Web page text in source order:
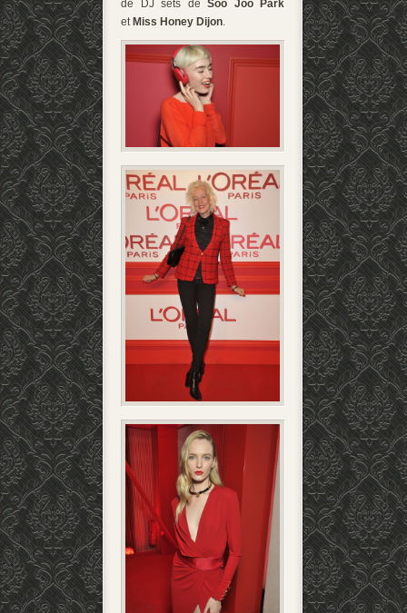
de DJ sets de Soo Joo Park
et Miss Honey Dijon.